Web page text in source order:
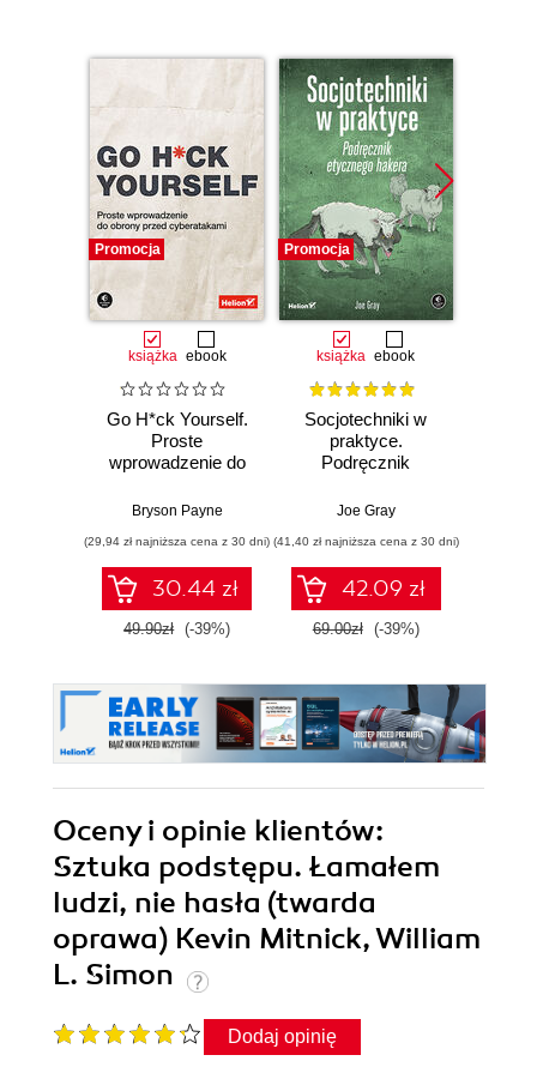
Promocja
książka ebook
Go H*ck Yourself.
Proste
wprowadzenie do
cyberatakami
Bryson Payne
(29,94 zł najniższa cena z 30 dni)
30.44 zł
49.90zł (-39%)
Promocja
książka ebook
Socjotechniki w
praktyce.
Podręcznik
Joe Gray
(41,40 zł najniższa cena z 30 dni)
42.09 zł
69.00zł (-39%)
Oceny i opinie klientów:
Sztuka podstępu. Łamałem
ludzi, nie hasła (twarda
oprawa) Kevin Mitnick, William
L. Simon
Dodaj opinię